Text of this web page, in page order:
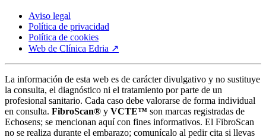
Aviso legal
Política de privacidad
Política de cookies
Web de Clínica Edria ↗
La información de esta web es de carácter divulgativo y no sustituye
la consulta, el diagnóstico ni el tratamiento por parte de un
profesional sanitario. Cada caso debe valorarse de forma individual
en consulta. FibroScan® y VCTE™ son marcas registradas de
Echosens; se mencionan aquí con fines informativos. El FibroScan
no se realiza durante el embarazo; comunícalo al pedir cita si llevas